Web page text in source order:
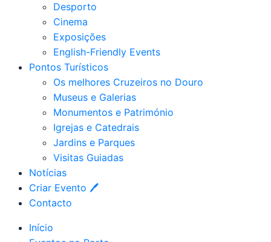
Desporto
Cinema
Exposições
English-Friendly Events
Pontos Turísticos
Os melhores Cruzeiros no Douro​
Museus e Galerias
Monumentos e Património
Igrejas e Catedrais
Jardins e Parques
Visitas Guiadas
Notícias
Criar Evento 🖊
Contacto
Início